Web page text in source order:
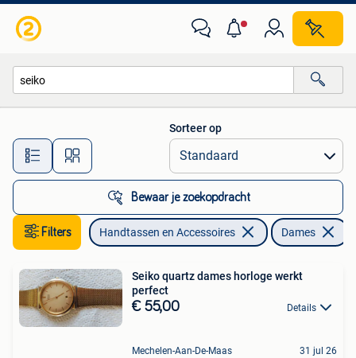
Alle afstanden…
Sorteer op
Bewaar je zoekopdracht
Filters Handtassen en Accessoires Dames
Seiko quartz dames horloge werkt
perfect
€ 55,00 Details
Mechelen-Aan-De-Maas 31 jul 26